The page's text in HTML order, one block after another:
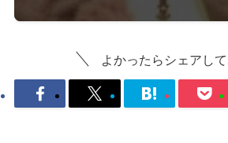
よかったらシェアして